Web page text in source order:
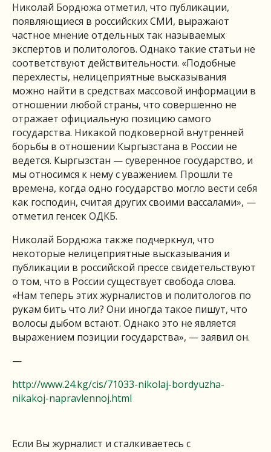
Николай Бордюжа отметил, что публикации,
появляющиеся в российских СМИ, выражают
частное мнение отдельных так называемых
экспертов и политологов. Однако такие cтатьи не
соответствуют действительности. «Подобные
перехлесты, нелицеприятные высказывания
можно найти в средствах массовой информации в
отношении любой страны, что совершенно не
отражает официальную позицию самого
государства. Никакой подковерной внутренней
борьбы в отношении Кыргызстана в России не
ведется. Кыргызстан — суверенное государство, и
мы относимся к нему с уважением. Прошли те
времена, когда одно государство могло вести себя
как господин, считая других своими вассалами», —
отметил генсек ОДКБ.
Николай Бордюжа также подчеркнул, что
некоторые нелицеприятные высказывания и
публикации в российской прессе свидетельствуют
о том, что в России существует свобода слова.
«Нам теперь этих журналистов и политологов по
рукам бить что ли? Они иногда такое пишут, что
волосы дыбом встают. Однако это не является
выражением позиции государства», — заявил он.
—
http://www.24.kg/cis/71033-nikolaj-bordyuzha-
nikakoj-napravlennoj.html
Если Вы журналист и сталкиваетесь с